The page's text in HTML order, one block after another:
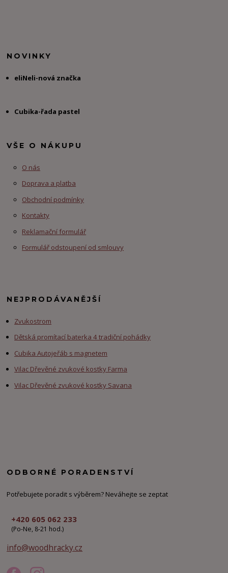
NOVINKY
eliNeli-nová značka
Cubika-řada pastel
VŠE O NÁKUPU
O nás
Doprava a platba
Obchodní podmínky
Kontakty
Reklamační formulář
Formulář odstoupení od smlouvy
NEJPRODÁVANĚJŠÍ
Zvukostrom
Dětská promítací baterka 4 tradiční pohádky
Cubika Autojeřáb s magnetem
Vilac Dřevěné zvukové kostky Farma
Vilac Dřevěné zvukové kostky Savana
ODBORNÉ PORADENSTVÍ
Potřebujete poradit s výběrem? Neváhejte se zeptat
+420 605 062 233
(Po-Ne, 8-21 hod.)
info@woodhracky.cz